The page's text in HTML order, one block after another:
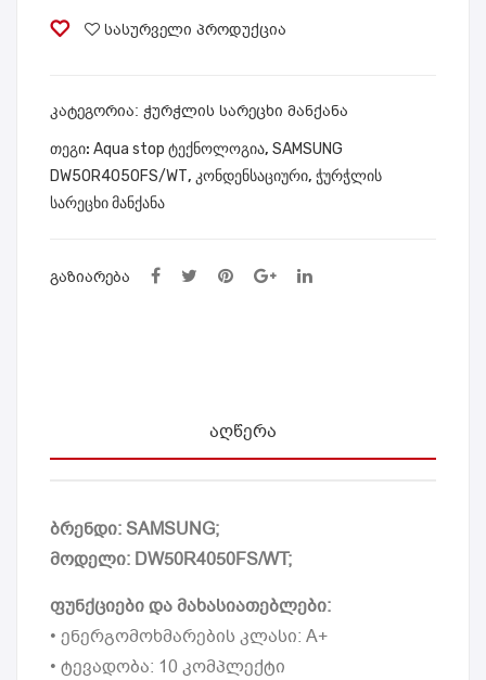
QH
DW50R4050FS/WT
სასურველი პროდუქცია
ᲙᲐᲢᲔᲒᲝᲠᲘᲐ: ჭურჭლის სარეცხი მანქანა
ᲗᲔᲒᲘ: Aqua stop ტექნოლოგია, SAMSUNG
DW50R4050FS/WT, კონდენსაციური, ჭურჭლის
სარეცხი მანქანა
ᲒᲐᲖᲘᲐᲠᲔᲑᲐ
ᲐᲦᲬᲔᲠᲐ
ბრენდი: SAMSUNG;
მოდელი: DW50R4050FS/WT;
ფუნქციები და მახასიათებლები:
• ენერგომოხმარების კლასი: A+
• ტევადობა: 10 კომპლექტი